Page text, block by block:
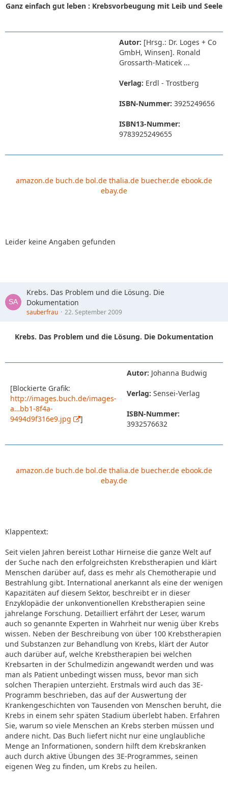
Ganz einfach gut leben : Krebsvorbeugung mit Leib und Seele
Autor: [Hrsg.: Dr. Loges + Co
GmbH, Winsen]. Ronald
Grossarth-Maticek ...
Verlag: Erdl - Trostberg
ISBN-Nummer: 3925249656
ISBN13-Nummer:
9783925249655
amazon.de buch.de bol.de thalia.de buecher.de ebook.de
ebay.de
Leider keine Angaben gefunden
Krebs. Das Problem und die Lösung. Die
Dokumentation
sauberfrau 22. September 2009
Krebs. Das Problem und die Lösung. Die Dokumentation
[Blockierte Grafik:
http://images.buch.de/images-
a…bb1-8f4a-
9494d9f316e9.jpg
]
Autor: Johanna Budwig
Verlag: Sensei-Verlag
ISBN-Nummer:
3932576632
amazon.de buch.de bol.de thalia.de buecher.de ebook.de
ebay.de
Klappentext:
Seit vielen Jahren bereist Lothar Hirneise die ganze Welt auf
der Suche nach den erfolgreichsten Krebstherapien und klärt
Menschen darüber auf, dass es mehr als Chemotherapie und
Bestrahlung gibt. International anerkannt als eine der wenigen
Kapazitäten auf diesem Sektor, beschreibt er in dieser
Enzyklopädie der unkonventionellen Krebstherapien seine
jahrelange Forschung. Detailliert erfährt der Leser, warum
auch so genannte Experten in Wahrheit nur wenig über Krebs
wissen. Neben der Beschreibung von über 100 Krebstherapien
und Substanzen zur Behandlung von Krebs, klärt der Autor
auch darüber auf, welche Krebstherapien bei welchen
Krebsarten in der Schulmedizin angewandt werden und was
man als Patient unbedingt wissen muss, bevor man sich
solchen Therapien unterzieht. Erstmals wird auch das 3E-
Programm beschrieben, das auf der Auswertung der
Krankengeschichten von Tausenden von Menschen beruht, die
Krebs in einem sehr späten Stadium überlebt haben. Erfahren
Sie, warum so viele Menschen an Krebs sterben müssen und
andere nicht. Das Buch liefert nicht nur eine unglaubliche
Menge an Informationen, sondern hilft dem Krebskranken
auch durch aktive Übungen des 3E-Programmes, seinen
eigenen Weg zu finden, um Krebs zu heilen.